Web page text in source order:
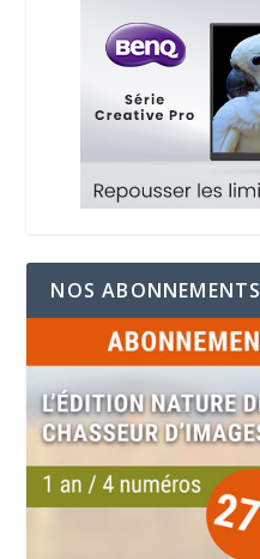
NOS ABONNEMENTS